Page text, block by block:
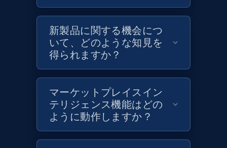
新製品に関する機会につ
いて、どのような知見を
得られますか？
マーケットプレイスイン
テリジェンス機能はどの
ように動作しますか？